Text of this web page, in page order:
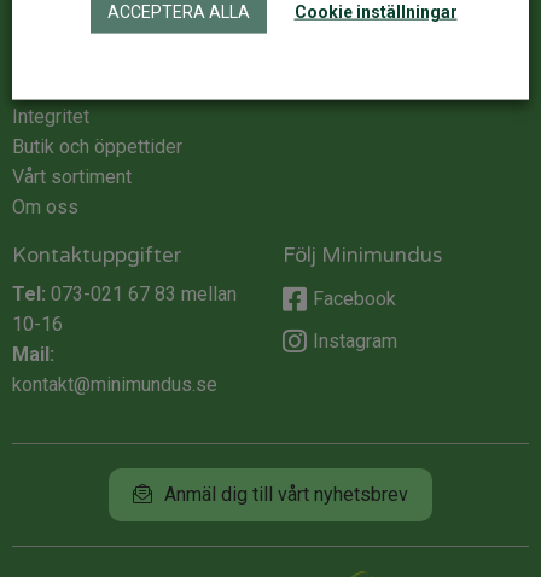
Kundservice
Integritet
Butik och öppettider
Vårt sortiment
Om oss
ÅF Login
Kontaktuppgifter
Tel: 073-021 67 83 mellan
10-16
Mail:
kontakt@minimundus.se
Följ Minimundus
Facebook
Instagram
Anmäl dig till vårt nyhetsbrev
ACCEPTERA ALLA Cookie inställningar